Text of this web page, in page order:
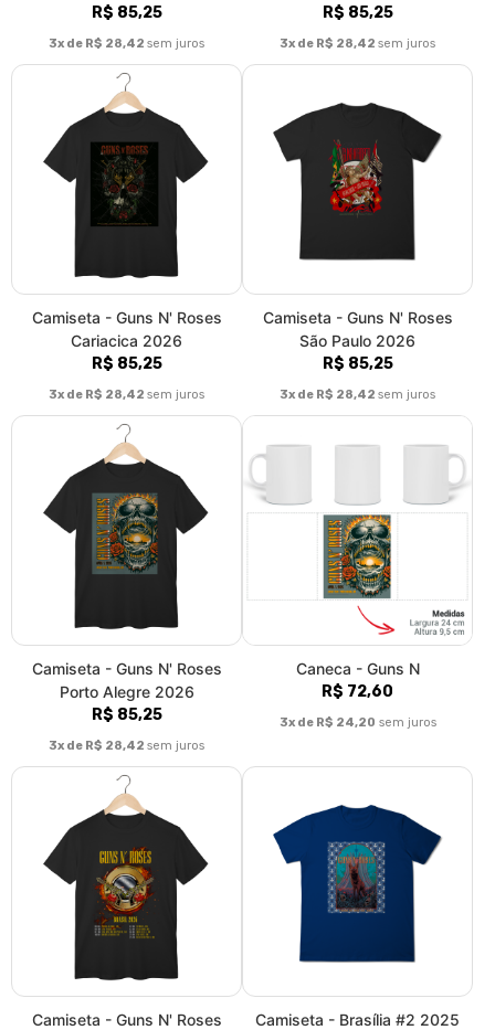
R$ 85,25
3x de R$ 28,42 sem juros
R$ 85,25
3x de R$ 28,42 sem juros
Camiseta - Guns N' Roses
Cariacica 2026
R$ 85,25
3x de R$ 28,42 sem juros
Camiseta - Guns N' Roses
São Paulo 2026
R$ 85,25
3x de R$ 28,42 sem juros
Camiseta - Guns N' Roses
Porto Alegre 2026
R$ 85,25
3x de R$ 28,42 sem juros
Caneca - Guns N
R$ 72,60
3x de R$ 24,20 sem juros
Camiseta - Guns N' Roses
Camiseta - Brasília #2 2025